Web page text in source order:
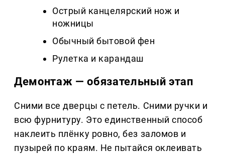
Острый канцелярский нож и
ножницы
Обычный бытовой фен
Рулетка и карандаш
Демонтаж — обязательный этап
Сними все дверцы с петель. Сними ручки и
всю фурнитуру. Это единственный способ
наклеить плёнку ровно, без заломов и
пузырей по краям. Не пытайся оклеивать